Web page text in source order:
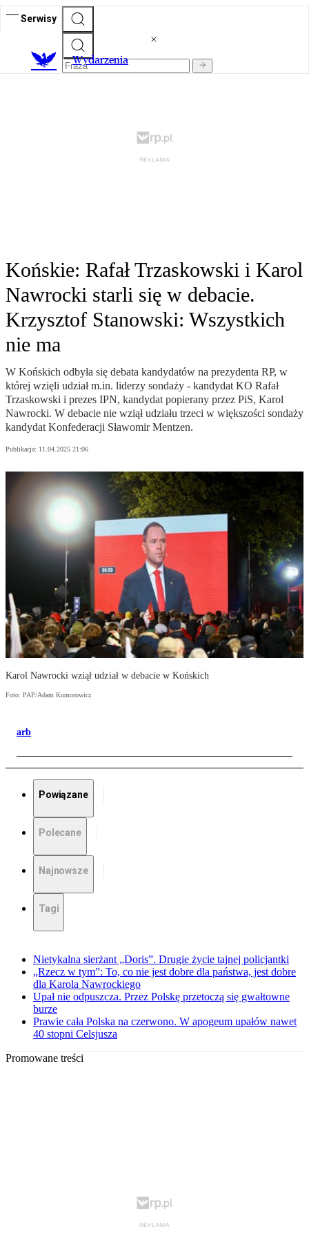
Serwisy
Wydarzenia
Końskie: Rafał Trzaskowski i Karol
Nawrocki starli się w debacie.
Krzysztof Stanowski: Wszystkich
nie ma
W Końskich odbyła się debata kandydatów na prezydenta RP, w
której wzięli udział m.in. liderzy sondaży - kandydat KO Rafał
Trzaskowski i prezes IPN, kandydat popierany przez PiS, Karol
Nawrocki. W debacie nie wziął udziału trzeci w większości sondaży
kandydat Konfederacji Sławomir Mentzen.
Publikacja: 11.04.2025 21:06
Karol Nawrocki wziął udział w debacie w Końskich
Foto: PAP/Adam Kumorowicz
arb
Powiązane
Polecane
Najnowsze
Tagi
Nietykalna sierżant „Doris”. Drugie życie tajnej policjantki
„Rzecz w tym”: To, co nie jest dobre dla państwa, jest dobre
dla Karola Nawrockiego
Upał nie odpuszcza. Przez Polskę przetoczą się gwałtowne
burze
Prawie cała Polska na czerwono. W apogeum upałów nawet
40 stopni Celsjusza
Promowane treści